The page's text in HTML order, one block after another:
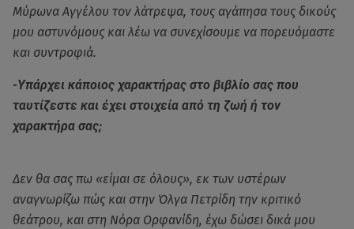
Μύρωνα Αγγέλου τον λάτρεψα, τους αγάπησα τους δικούς
μου αστυνόμους και λέω να συνεχίσουμε να πορευόμαστε
και συντροφιά.
-Υπάρχει κάποιος χαρακτήρας στο βιβλίο σας που
ταυτίζεστε και έχει στοιχεία από τη ζωή ή τον
χαρακτήρα σας;
Δεν θα σας πω «είμαι σε όλους», εκ των υστέρων
αναγνωρίζω πώς και στην Όλγα Πετρίδη την κριτικό
θεάτρου, και στη Νόρα Ορφανίδη, έχω δώσει δικά μου